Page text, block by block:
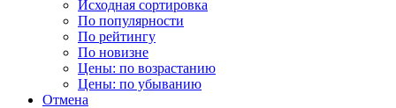
Исходная сортировка
По популярности
По рейтингу
По новизне
Цены: по возрастанию
Цены: по убыванию
Отмена